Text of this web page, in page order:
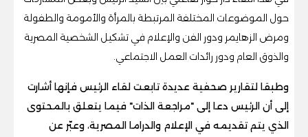
حول الموضوعات المختلفة المرتبطة بالمرأة والأمومة والطفولة
ومرض الزهايمر ودور الفن والإعلام في تشكيل الشخصية المصرية
والذوق العام ودور رائدات العمل الاجتماعي.
وطبقا لتقارير صحفية عديدة تابعت لقاء الرئيس فإنها أشارت
إلى أن الرئيس دعا إلى "مراجعة الذات" فيما يتعلق بالمحتوى
الذي يتم تقديمه في الإعلام والدراما المصرية، وعبّر عن